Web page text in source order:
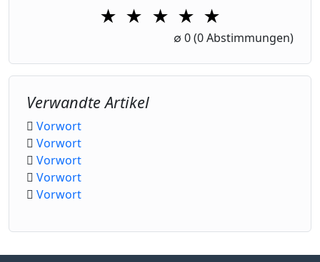
★ ★
2 Stars
★
3 Stars
★
4 Stars
★
5 Stars
∅ 0(0 Abstimmungen)
Verwandte Artikel
Vorwort
Vorwort
Vorwort
Vorwort
Vorwort